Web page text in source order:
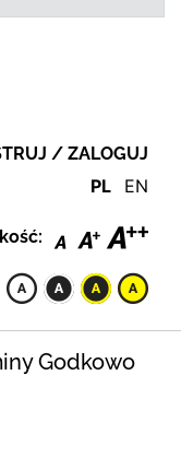
/ ZALOGUJ
PL EN
Godkowo